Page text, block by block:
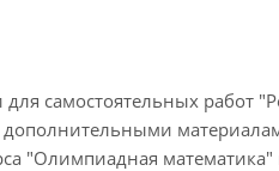
самостоятельных работ
"Олимпиадная